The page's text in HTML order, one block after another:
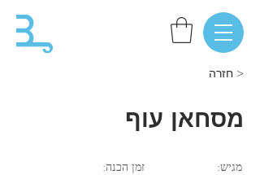
< חזרה
מסחאן עוף
זמן הכנה:
מגיש: